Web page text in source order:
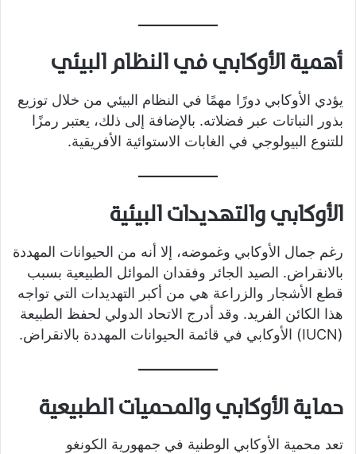
أهمية الأوكابي في النظام البيئي
يؤدي الأوكابي دورًا مهمًا في النظام البيئي من خلال توزيع
بذور النباتات عبر فضلاته. بالإضافة إلى ذلك، يعتبر رمزًا
للتنوع البيولوجي في الغابات الاستوائية الأفريقية.
الأوكابي والتهديدات البيئية
رغم جمال الأوكابي وغموضه، إلا أنه من الحيوانات المهددة
بالانقراض. الصيد الجائر وفقدان الموائل الطبيعية بسبب
قطع الأشجار والزراعة هي من أكبر التهديدات التي تواجه
هذا الكائن الفريد. وقد أدرج الاتحاد الدولي لحفظ الطبيعة
(IUCN) الأوكابي في قائمة الحيوانات المهددة بالانقراض.
حماية الأوكابي والمحميات الطبيعية
تعد محمية الأوكابي الوطنية في جمهورية الكونغو